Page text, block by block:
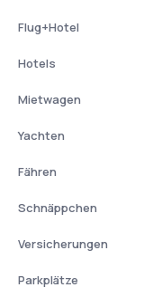
Flug+Hotel
Hotels
Mietwagen
Yachten
Fähren
Schnäppchen
Versicherungen
Parkplätze